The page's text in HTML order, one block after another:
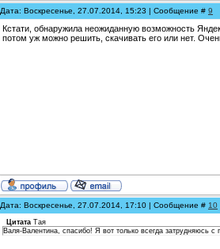
Дата: Воскресенье, 27.07.2014, 15:23 | Сообщение # 9
Кстати, обнаружила неожиданную возможность
потом уж можно решить, скачивать его или нет.
Дата: Воскресенье, 27.07.2014, 17:10 | Сообщение # 10
Цитата Тая
Валя-Валентина, спасибо! Я вот только всегда затрудняюсь